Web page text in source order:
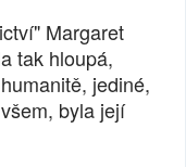
Margaret
tak hloupá,
jediné,
byla její